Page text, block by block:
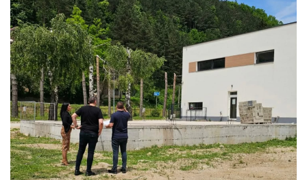
Скупштинско вијеће општине језеро
Састав Скупштине
Службени Гласници
ОПШТИНСКА УПРАВА
ИНФО
Вијести